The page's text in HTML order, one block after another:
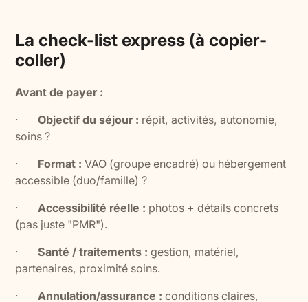
La check-list express (à copier-
coller)
Avant de payer :
·Objectif du séjour : répit, activités, autonomie,
soins ?
· Format : VAO (groupe encadré) ou hébergement
accessible (duo/famille) ?
·Accessibilité réelle : photos + détails concrets
(pas juste "PMR").
·Santé / traitements : gestion, matériel,
partenaires, proximité soins.
·Annulation/assurance : conditions claires,